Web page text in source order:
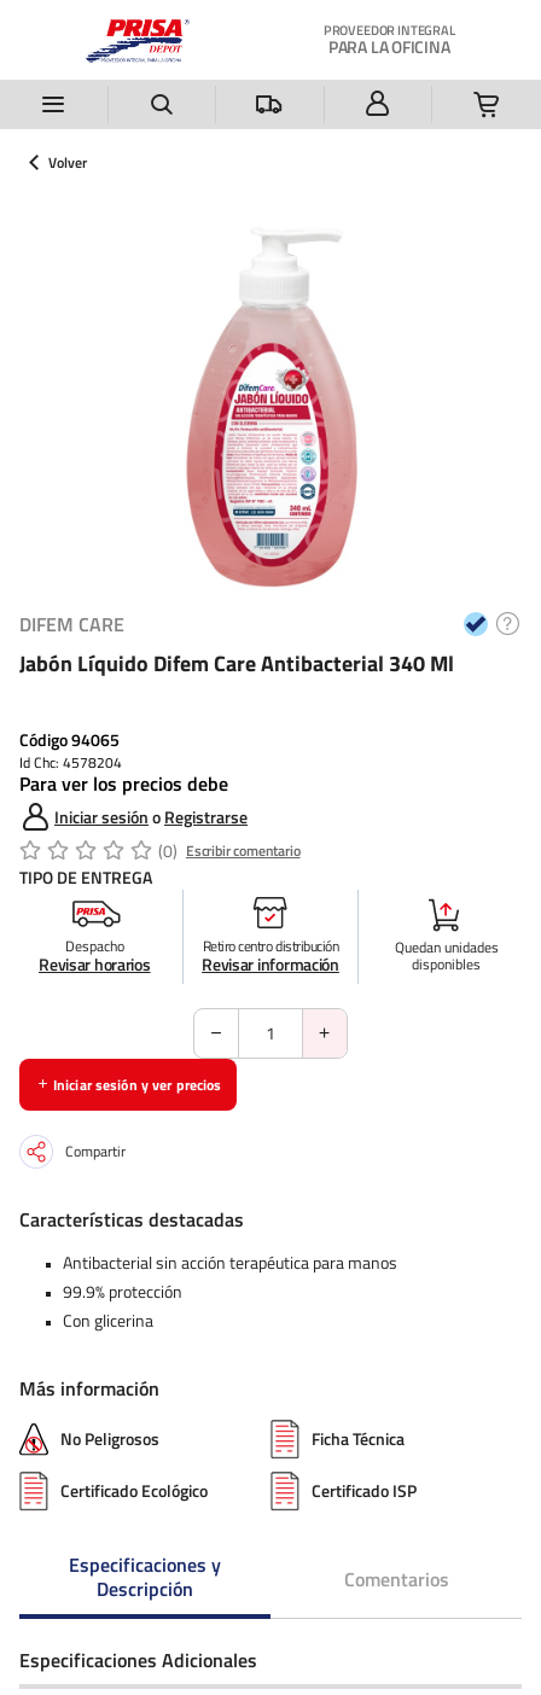
PROVEEDOR INTEGRAL
PARA LA OFICINA
Volver
DIFEM CARE
Jabón Líquido Difem Care Antibacterial 340 Ml
Código94065
Id Chc: 4578204
Para ver los precios debe
Iniciar sesiónoRegistrarse
(0) Escribir comentario
TIPO DE ENTREGA
Despacho
Revisar horarios
Retiro centro distribución
Revisar información
Quedanunidades
disponibles
Iniciar sesión y ver precios
Compartir
Características destacadas
Antibacterial sin acción terapéutica para manos
99.9% protección
Con glicerina
Más información
No Peligrosos Ficha Técnica
Certificado Ecológico Certificado ISP
Especificaciones y
Descripción
Comentarios
Especificaciones Adicionales